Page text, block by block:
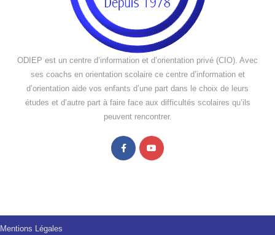
ODIEP est un centre d’information et d’orientation privé (CIO). Avec
ses coachs en orientation scolaire ce centre d’information et
d’orientation aide vos enfants d’une part dans le choix de leurs
études et d’autre part à faire face aux difficultés scolaires qu’ils
peuvent rencontrer.
Mentions Légales